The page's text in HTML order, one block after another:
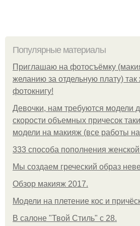
Популярные материалы
Приглашаю на фотосъёмку
желанию за отдельную плату)
фотокнигу!
Девочки, нам требуются модели
скорости объемных причесок
модели на макияж (все работы
333 способа пополнения женской
Мы создаем греческий образ
Обзор макияж 2017.
Модели на плетение кос и
В салоне "Твой Стиль" с 28.